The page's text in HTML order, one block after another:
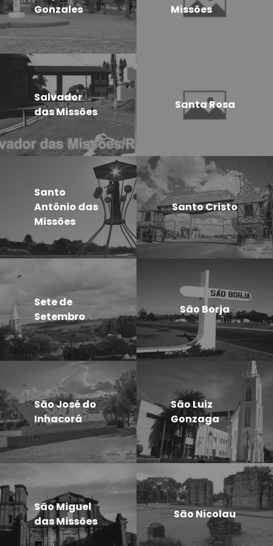
Gonzales
Missões
Salvador
das Missões
Santa Rosa
Santo
Antônio das
Missões
Santo Cristo
Sete de
Setembro
São Borja
São José do
Inhacorá
São Luiz
Gonzaga
São Miguel
das Missões
São Nicolau